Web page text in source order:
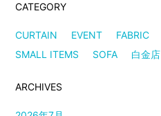
CATEGORY
CURTAIN EVENT FABRIC
SMALL ITEMS
SOFA 白金店
ARCHIVES